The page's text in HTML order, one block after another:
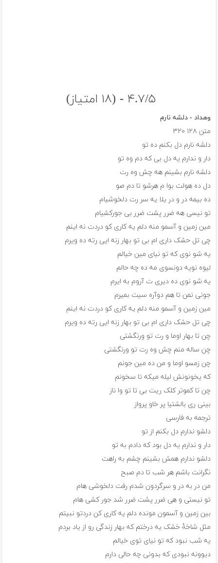
۴.۷/۵ - (۱۸ امتیاز)
وهداد - دلشه نارم
متن ۱۲۸ ۳۲۰
دلشه نارم دل بکنم ده تو
دار و ندارم یه دل بی که دم وه تو
دلشه نارم بشینم هه چش وه رت
دل ده هولت بوا م هرشو تا دم صو
ده بیمه در و در یلا یه سر رت دلخوشیام
تو نیسی هه ضرر پشت ضرر بی جورکشیام
مین زمین و آسمو منه دلم یه کاری کو دردت نه اینم
چی تل حشک داری ام بی تو بهار زنه ایی رته ده ویرم
یه شو نوی که تو نیای مین خیالم
لیوه نویه دونسوی مه ده چه حالم
یه شو نوی ده دیری ت آروم به ایرم
جونی نمن تا هم دوآره سیت بمیرم
مین زمین و آسمو منه دلم یه کاری کو دردت نه اینم
چی تل حشک داری ام بی تو بهار زنه ایی رته ده ویرم
چن تا بهار اوما و رت تو ورنگشتی
چن ساله منم چش وه رت تو ورنگشتی
چن زمسو اوما و من ده مین جونم
که یخونونش لیله میکه تا سخونم
چن تا کموتر کلک ریت بی تا تو وا ناز
بینی ری بالشتیا پر خاو پرواز
ترجمه به فارسی
دلشو ندارم دل بکنم از تو
دار و ندارم یه دل بود که دادم به تو
دلشو ندارم همش بشینم چشم به راهت
نگرانت باشم هر شب تا دم صبح
من در به در و سرگردون شدم رفت دلخوشی هام
تو نیستی و هی ضرر پشت ضرر شد جور کشی هام
بین زمین و آسمون مونده دلم یه کاری کن دردتو نبیتم
مثل شاخۀ خشک یه درختم که بهار زندگی رو از یاد بردم
یه شب نبود که تو نیای توی خیالم
دیوونه نبودی که بدونی چه حالی دارم